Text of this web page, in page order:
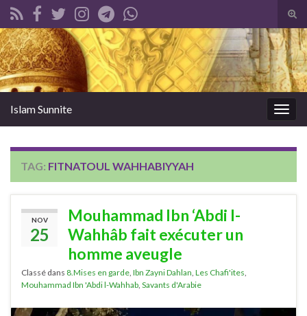
Search for:
Islam Sunnite
TAG: FITNATOUL WAHHABIYYAH
NOV
25
Mouhammad Ibn ‘Abdi l-
Wahhâb fait exécuter un
homme aveugle
Classé dans 8.Mises en garde Ibn Zayni Dahlan Les Chafi'ites
Mouhammad Ibn 'Abdi l-Wahhab Savants d'Arabie